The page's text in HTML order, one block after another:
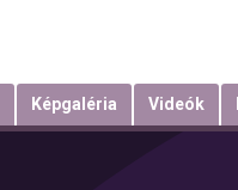
Képgaléria Videók